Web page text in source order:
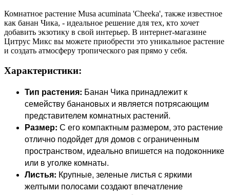
Комнатное растение Musa acuminata 'Cheeka', также известное
как банан Чика, - идеальное решение для тех, кто хочет
добавить экзотику в свой интерьер. В интернет-магазине
Цитрус Микс вы можете приобрести это уникальное растение
и создать атмосферу тропического рая прямо у себя.
Характеристики:
Тип растения: Банан Чика принадлежит к
семейству банановых и является потрясающим
представителем комнатных растений.
Размер: С его компактным размером, это растение
отлично подойдет для домов с ограниченным
пространством, идеально впишется на подоконнике
или в уголке комнаты.
Листья: Крупные, зеленые листья с яркими
желтыми полосами создают впечатление